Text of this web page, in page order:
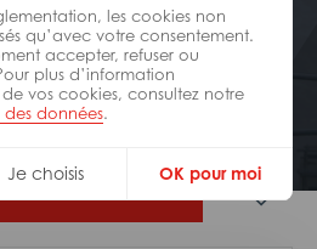
les cookies non
qu’avec votre consentement.
accepter, refuser ou
plus d’information
vos cookies, consultez notre
données.
Je choisis OK pour moi
André